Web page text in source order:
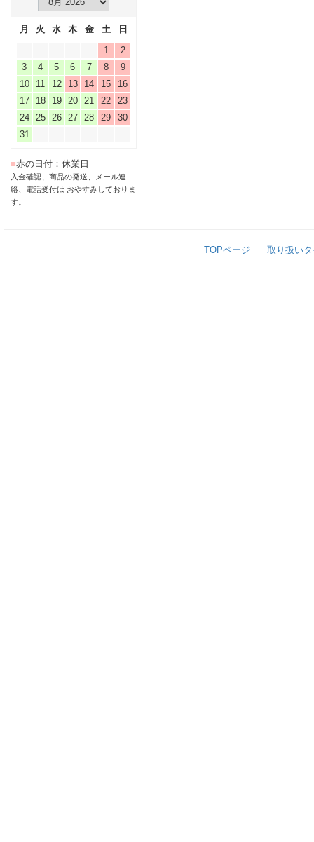
月 火 水 木 金 土
日
1
2
3
4 5 6 7 8
9
10
11 12 13 14 15
16
17
18 19 20 21 22
23
24
25 26 27 28 29
30
31
■赤の日付：休業日
入金確認、商品の発送、メール連
絡、電話受付は おやすみしておりま
す。
TOPページ 取り扱い